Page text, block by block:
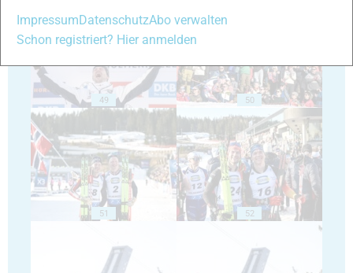
49 50
51 52
Impressum DatenschutzAbo verwalten
Schon registriert? Hier anmelden